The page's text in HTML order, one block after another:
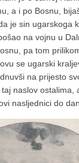
a i po Bosnu,
je sin ugarskoga
na vojnu u
pa tom
se ugarski
na prijesto
naslov ostalima,
nasljednici do